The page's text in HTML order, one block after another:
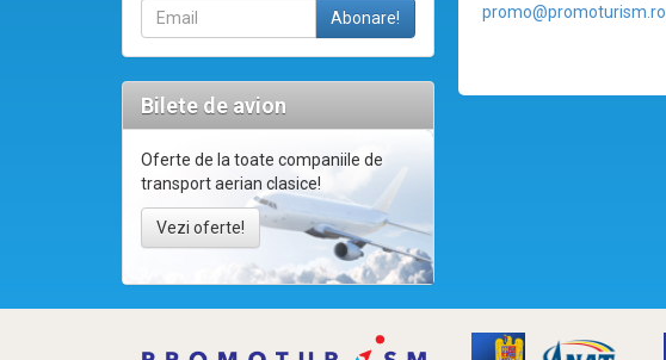
Bilete de avion
Oferte de la toate companiile de
transport aerian clasice!
Vezi oferte!
promo@promoturism.ro